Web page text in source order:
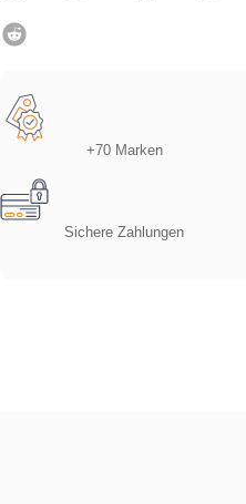
+70 Marken
Sichere Zahlungen